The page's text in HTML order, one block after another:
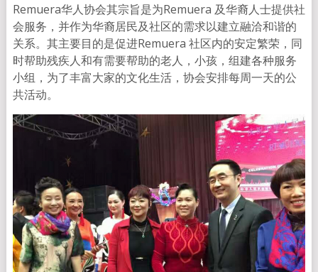
Remuera华人协会其宗旨是为Remuera 及华裔人士提供社
会服务，并作为华裔居民及社区的需求以建立融洽和谐的
关系。其主要目的是促进Remuera 社区内的安定繁荣，同
时帮助残疾人和有需要帮助的老人，小孩，组建各种服务
小组，为了丰富大家的文化生活，协会安排每周一天的公
共活动。